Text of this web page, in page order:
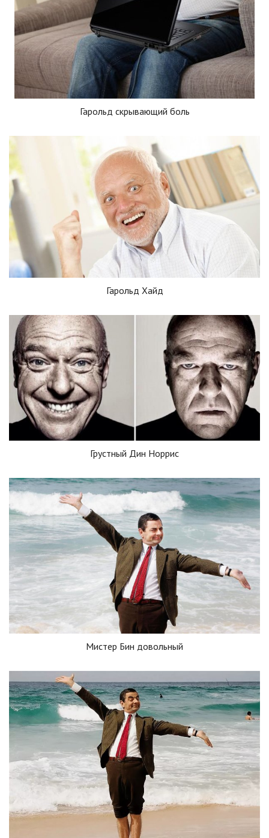
Гарольд скрывающий боль
Гарольд Хайд
Грустный Дин Норрис
Мистер Бин довольный